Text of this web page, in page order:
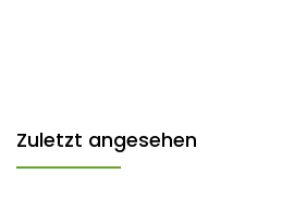
Zuletzt angesehen